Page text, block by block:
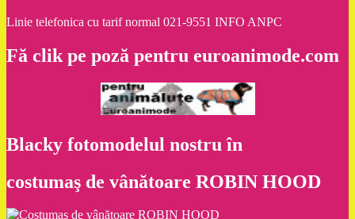
Linie telefonica cu tarif normal 021-9551 INFO ANPC
Fă clik pe poză pentru euroanimode.com
Blacky fotomodelul nostru în
costumaş de vânătoare ROBIN HOOD